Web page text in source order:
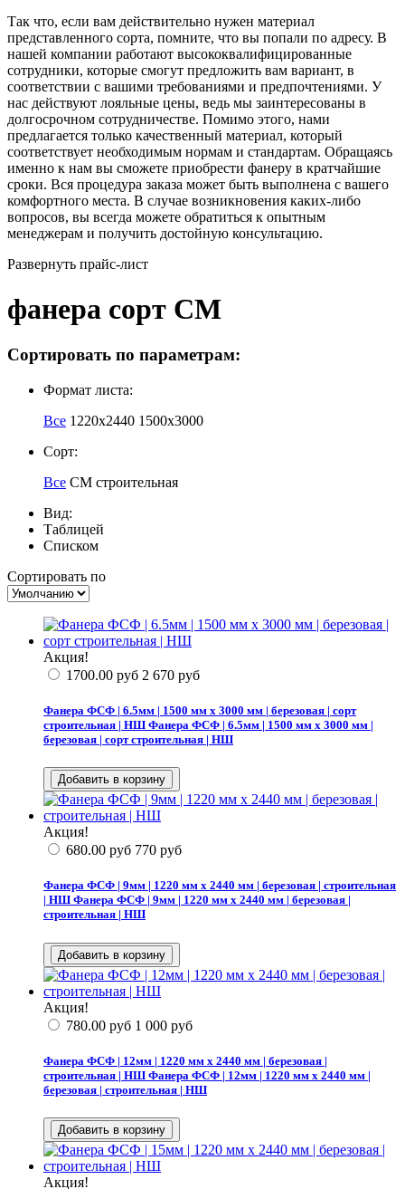
Так что, если вам действительно нужен материал
представленного сорта, помните, что вы попали по адресу. В
нашей компании работают высококвалифицированные
сотрудники, которые смогут предложить вам вариант, в
соответствии с вашими требованиями и предпочтениями. У
нас действуют лояльные цены, ведь мы заинтересованы в
долгосрочном сотрудничестве. Помимо этого, нами
предлагается только качественный материал, который
соответствует необходимым нормам и стандартам. Обращаясь
именно к нам вы сможете приобрести фанеру в кратчайшие
сроки. Вся процедура заказа может быть выполнена с вашего
комфортного места. В случае возникновения каких-либо
вопросов, вы всегда можете обратиться к опытным
менеджерам и получить достойную консультацию.
Развернуть прайс-лист
фанера сорт СМ
Сортировать по параметрам:
Формат листа:
Все 1220х2440 1500х3000
Сорт:
Все СМ строительная
Вид:
Таблицей
Списком
Сортировать по
Акция!
1700.00 руб 2 670 руб
Фанера ФСФ | 6.5мм | 1500 мм х 3000 мм | березовая | сорт
строительная | НШ Фанера ФСФ | 6.5мм | 1500 мм х 3000 мм |
березовая | сорт строительная | НШ
Акция!
680.00 руб 770 руб
Фанера ФСФ | 9мм | 1220 мм х 2440 мм | березовая | строительная
| НШ Фанера ФСФ | 9мм | 1220 мм х 2440 мм | березовая |
строительная | НШ
Акция!
780.00 руб 1 000 руб
Фанера ФСФ | 12мм | 1220 мм х 2440 мм | березовая |
строительная | НШ Фанера ФСФ | 12мм | 1220 мм х 2440 мм |
березовая | строительная | НШ
Акция!